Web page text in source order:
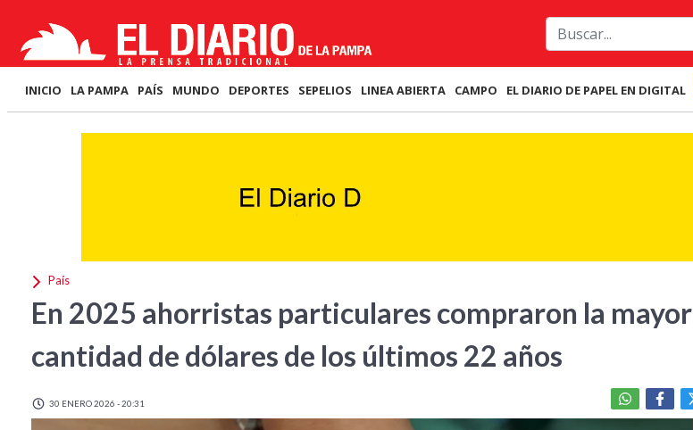
INICIO LA PAMPA PAÍS MUNDO DEPORTES SEPELIOS LINEA ABIERTA CAMPO EL DIARIO DE PAPEL EN DIGITAL
País
En 2025 ahorristas particulares compraron la mayor
cantidad de dólares de los últimos 22 años
30 ENERO 2026 - 20:31